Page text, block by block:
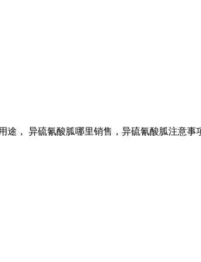
， 异硫氰酸胍哪里销售，异硫氰酸胍注意事